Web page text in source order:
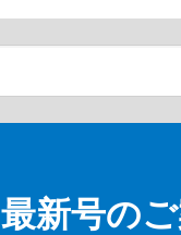
最新号の